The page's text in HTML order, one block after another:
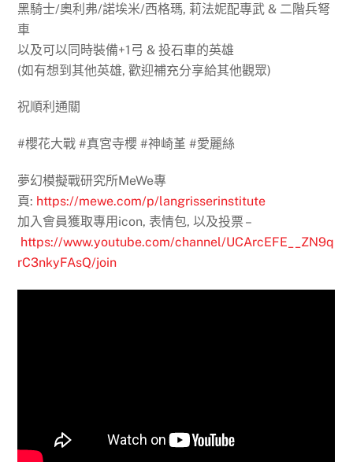
黑騎士/奧利弗/諾埃米/西格瑪, 莉法妮配專武 & 二階兵弩
車
以及可以同時裝備+1弓 & 投石車的英雄
(如有想到其他英雄, 歡迎補充分享給其他觀眾)
祝順利通關
#櫻花大戰 #真宮寺櫻 #神崎堇 #愛麗絲
夢幻模擬戰研究所MeWe專
頁: https://mewe.com/p/langrisserinstitute
加入會員獲取專用icon, 表情包, 以及投票 –
https://www.youtube.com/channel/UCArcEFE__ZN9q
rC3nkyFAsQ/join